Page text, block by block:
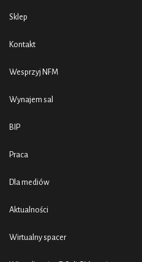
Sklep
Kontakt
Wesprzyj NFM
Wynajem sal
BIP
Praca
Dla mediów
Aktualności
Wirtualny spacer